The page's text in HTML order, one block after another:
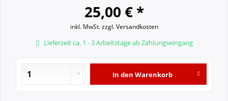
25,00 € *
inkl. MwSt.zzgl. Versandkosten
Lieferzeit ca. 1 - 3 Arbeitstage ab Zahlungseingang
In den Warenkorb